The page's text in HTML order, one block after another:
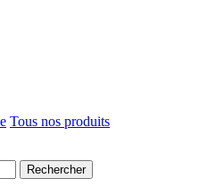
Tous nos produits